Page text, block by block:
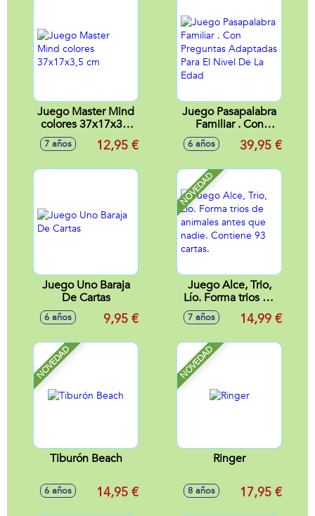
Juego Master Mind
colores 37x17x3,5
7 años 12,95 €
Juego Pasapalabra
Familiar . Con
Preguntas
Adaptadas Para El
6 años 39,95 €
Juego Uno Baraja
De Cartas
6 años 9,95 €
NOVEDAD
Juego Alce, Trio,
Lío. Forma trios de
animales antes que
nadie. Contiene 93
7 años 14,99 €
NOVEDAD
Tiburón Beach
6 años 14,95 €
NOVEDAD
Ringer
8 años 17,95 €